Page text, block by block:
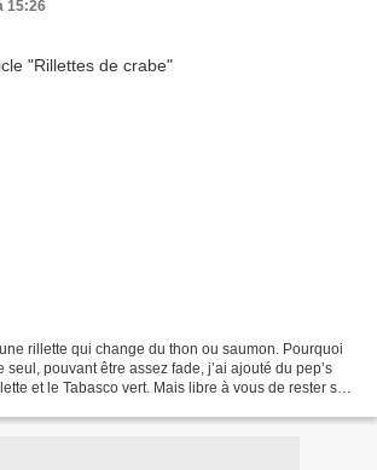
15:26
rillette qui change du thon ou saumon. Pourquoi
seul, pouvant être assez fade, j’ai ajouté du pep’s
et le Tabasco vert. Mais libre à vous de rester sur